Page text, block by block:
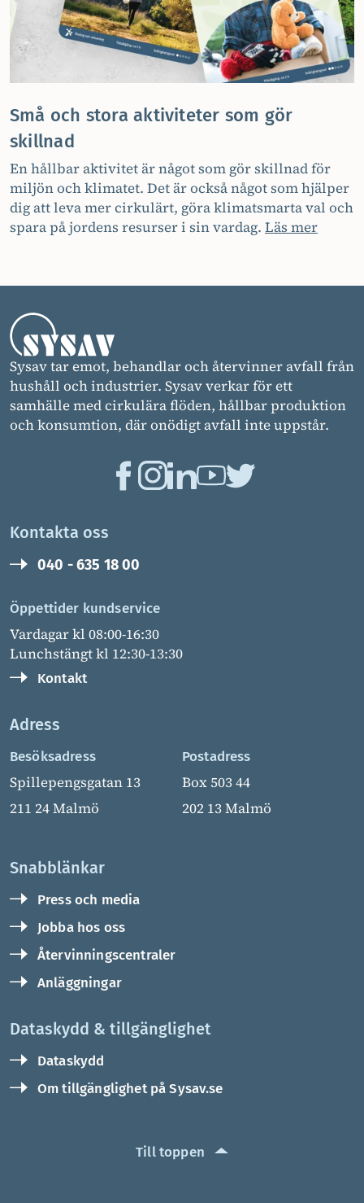
Små och stora aktiviteter som gör
skillnad
En hållbar aktivitet är något som gör skillnad för
miljön och klimatet. Det är också något som hjälper
dig att leva mer cirkulärt, göra klimatsmarta val och
spara på jordens resurser i sin vardag. Läs mer
Sysav tar emot, behandlar och återvinner avfall från
hushåll och industrier. Sysav verkar för ett
samhälle med cirkulära flöden, hållbar produktion
och konsumtion, där onödigt avfall inte uppstår.
Kontakta oss
040 - 635 18 00
Öppettider kundservice
Vardagar kl 08:00-16:30
Lunchstängt kl 12:30-13:30
Kontakt
Adress
Besöksadress
Spillepengsgatan 13
211 24 Malmö
Postadress
Box 503 44
202 13 Malmö
Snabblänkar
Press och media
Jobba hos oss
Återvinningscentraler
Anläggningar
Dataskydd & tillgänglighet
Dataskydd
Om tillgänglighet på Sysav.se
Till toppen